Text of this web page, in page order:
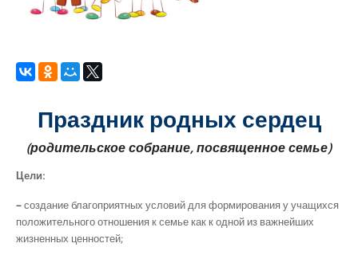
Праздник родных сердец
(родительское собрание, посвященное семье)
Цели:
–создание благоприятных условий для формирования у учащихся
положительного отношения к семье как к одной из важнейших
жизненных ценностей;